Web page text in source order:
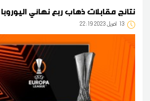
نتائج مقابلات ذهاب ربع نهائي
13 22:19 2023 أفريل